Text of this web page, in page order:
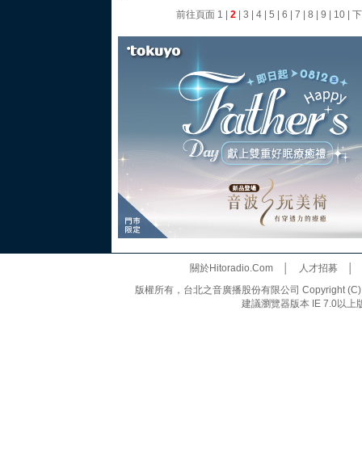
前往頁面 1 2| 3 4| 5 6 7 8 9 10|
關於Hitoradio.Com│ 人才招募
版權所有，台北之音廣播股份有限公司 Copyright
建議瀏覽器版本 IE 7.0以上